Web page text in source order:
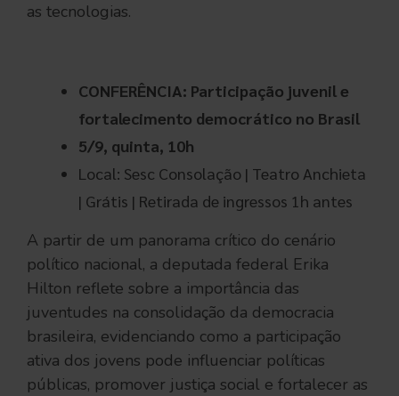
as tecnologias.
CONFERÊNCIA: Participação juvenil e
fortalecimento democrático no Brasil
5/9, quinta, 10h
Local: Sesc Consolação | Teatro Anchieta
| Grátis | Retirada de ingressos 1h antes
A partir de um panorama crítico do cenário
político nacional, a deputada federal Erika
Hilton reflete sobre a importância das
juventudes na consolidação da democracia
brasileira, evidenciando como a participação
ativa dos jovens pode influenciar políticas
públicas, promover justiça social e fortalecer as